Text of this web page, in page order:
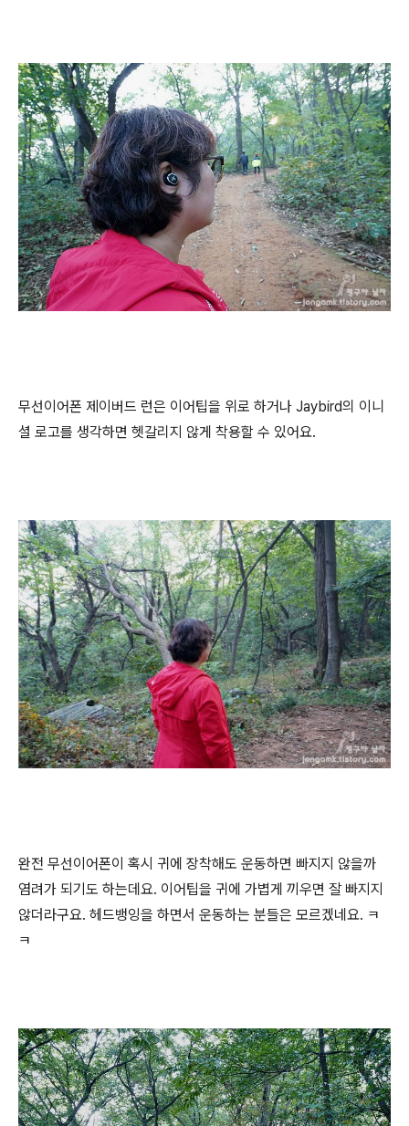
무선이어폰 제이버드 런은 이어팁을 위로 하거나 Jaybird의 이니
셜 로고를 생각하면 헷갈리지 않게 착용할 수 있어요.
완전 무선이어폰이 혹시 귀에 장착해도 운동하면 빠지지 않을까
염려가 되기도 하는데요. 이어팁을 귀에 가볍게 끼우면 잘 빠지지
않더라구요. 헤드뱅잉을 하면서 운동하는 분들은 모르겠네요. ㅋ
ㅋ